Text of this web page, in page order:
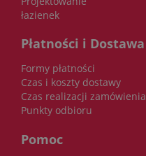
łazienek
Płatności i Dostawa
Formy płatności
Czas i koszty dostawy
Czas realizacji zamówienia
Punkty odbioru
Pomoc